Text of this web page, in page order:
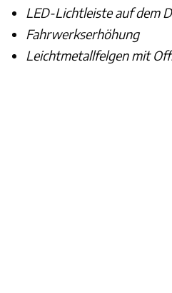
LED-Lichtleiste auf dem
Fahrwerkserhöhung
Leichtmetallfelgen mit